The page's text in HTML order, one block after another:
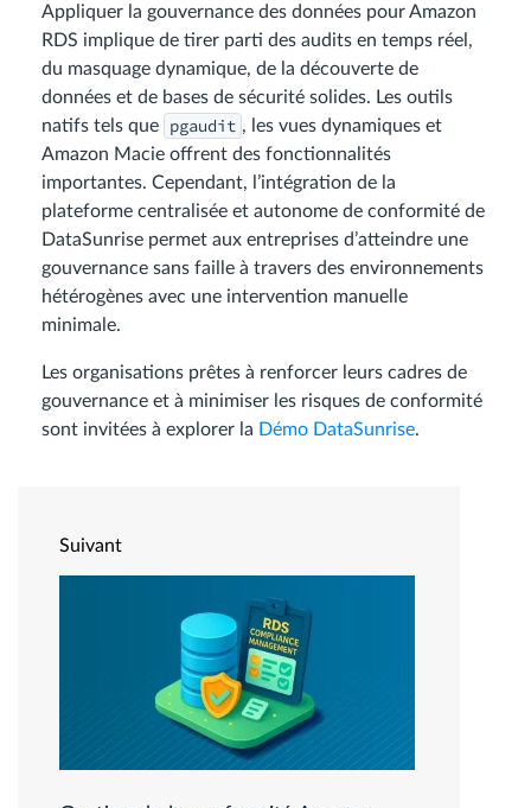
Appliquer la gouvernance des données pour Amazon
RDS implique de tirer parti des audits en temps réel,
du masquage dynamique, de la découverte de
données et de bases de sécurité solides. Les outils
natifs tels que
pgaudit , les vues dynamiques et
Amazon Macie offrent des fonctionnalités
importantes. Cependant, l’intégration de la
plateforme centralisée et autonome de conformité de
DataSunrise permet aux entreprises d’atteindre une
gouvernance sans faille à travers des environnements
hétérogènes avec une intervention manuelle
minimale.
Les organisations prêtes à renforcer leurs cadres de
gouvernance et à minimiser les risques de conformité
sont invitées à explorer la Démo DataSunrise.
Suivant